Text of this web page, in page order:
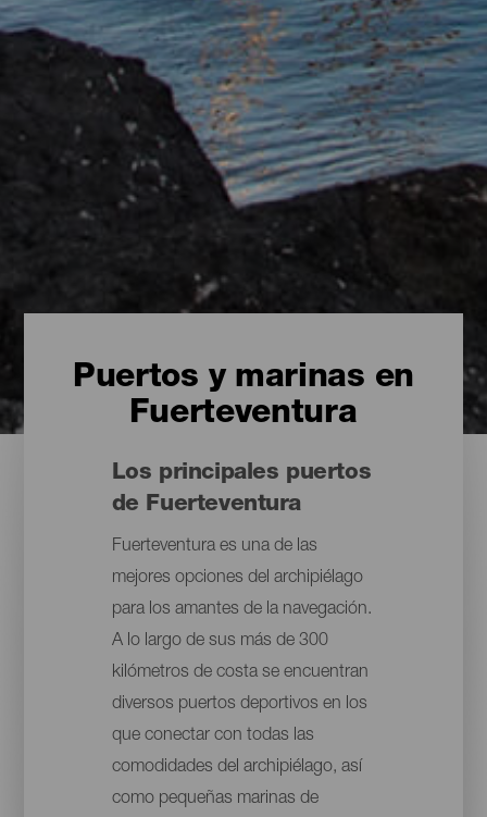
Puertos y marinas en
Fuerteventura
Los principales puertos
de Fuerteventura
Fuerteventura es una de las
mejores opciones del archipiélago
para los amantes de la navegación.
A lo largo de sus más de 300
kilómetros de costa se encuentran
diversos puertos deportivos en los
que conectar con todas las
comodidades del archipiélago, así
como pequeñas marinas de